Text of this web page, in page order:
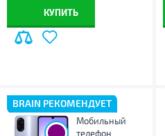
КУПИТЬ
BRAIN РЕКОМЕНДУЕТ
Мобильный
телефон